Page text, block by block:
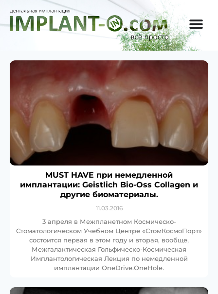
MUST HAVE при немедленной
имплантации: Geistlich Bio-Oss Collagen и
другие биоматериалы.
11.03.2016
3 апреля в Межпланетном Космическо-
Стоматологическом Учебном Центре «СтомКосмоПорт»
состоится первая в этом году и вторая, вообще,
Межгалактическая Гольфическо-Космическая
Имплантологическая Лекция по немедленной
имплантации OneDrive.OneHole.